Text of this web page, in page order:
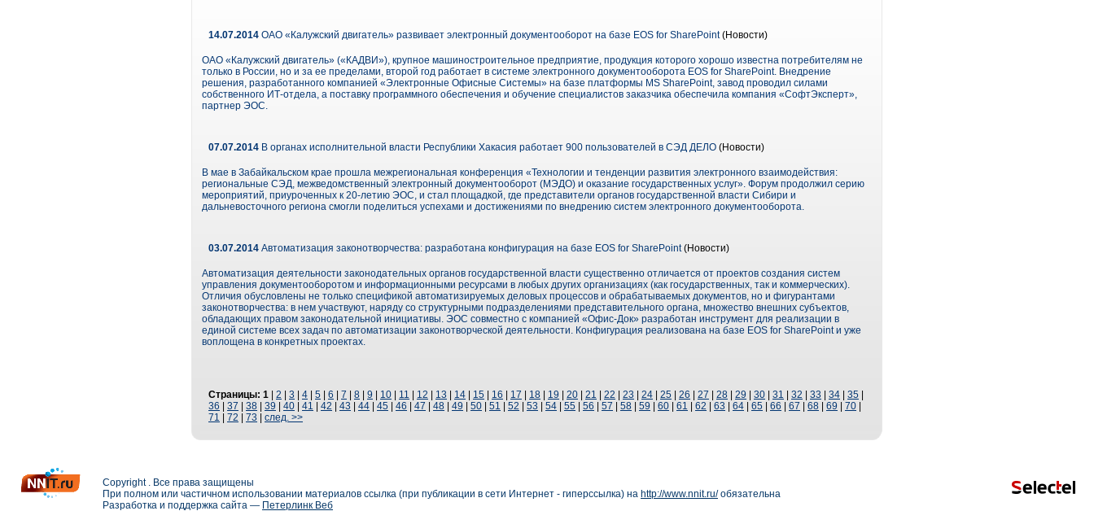
14.07.2014 ОАО «Калужский двигатель» развивает электронный документооборот на базе EOS for SharePoint(Новости)
ОАО «Калужский двигатель» («КАДВИ»), крупное машиностроительное предприятие, продукция которого хорошо известна потребителям не
только в России, но и за ее пределами, второй год работает в системе электронного документооборота EOS for SharePoint. Внедрение
решения, разработанного компанией «Электронные Офисные Системы» на базе платформы MS SharePoint, завод проводил силами
собственного ИТ-отдела, а поставку программного обеспечения и обучение специалистов заказчика обеспечила компания «СофтЭксперт»,
партнер ЭОС.
07.07.2014 В органах исполнительной власти Республики Хакасия работает 900 пользователей в СЭД ДЕЛО (Новости)
В мае в Забайкальском крае прошла межрегиональная конференция «Технологии и тенденции развития электронного взаимодействия:
региональные СЭД, межведомственный электронный документооборот (МЭДО) и оказание государственных услуг». Форум продолжил серию
мероприятий, приуроченных к 20-летию ЭОС, и стал площадкой, где представители органов государственной власти Сибири и
дальневосточного региона смогли поделиться успехами и достижениями по внедрению систем электронного документооборота.
03.07.2014 Автоматизация законотворчества: разработана конфигурация на базе EOS for SharePoint(Новости)
Автоматизация деятельности законодательных органов государственной власти существенно отличается от проектов создания систем
управления документооборотом и информационными ресурсами в любых других организациях (как государственных, так и коммерческих).
Отличия обусловлены не только спецификой автоматизируемых деловых процессов и обрабатываемых документов, но и фигурантами
законотворчества: в нем участвуют, наряду со структурными подразделениями представительного органа, множество внешних субъектов,
обладающих правом законодательной инициативы. ЭОС совместно с компанией «Офис-Док» разработан инструмент для реализации в
единой системе всех задач по автоматизации законотворческой деятельности. Конфигурация реализована на базе EOS for SharePoint и уже
воплощена в конкретных проектах.
Страницы: 1 2 3 4 5 6 7 8 9 10 11 12 13 14 15 16 17 18 19 20 21 22 23 24 25 26 27 28 29 30 31 32 33 34 35
36
37 38 39 40 41 42 43 44 45 46 47 48 49 50 51 52 53 54 55 56 57 58 59 60 61 62 63 64 65 66 67 68 69 70
71
72 73 след. >>
Copyright . Все права защищены
При полном или частичном использовании материалов ссылка (при публикации в сети Интернет - гиперссылка) на http://www.nnit.ru/обязательна
Разработка и поддержка сайта — Петерлинк Веб